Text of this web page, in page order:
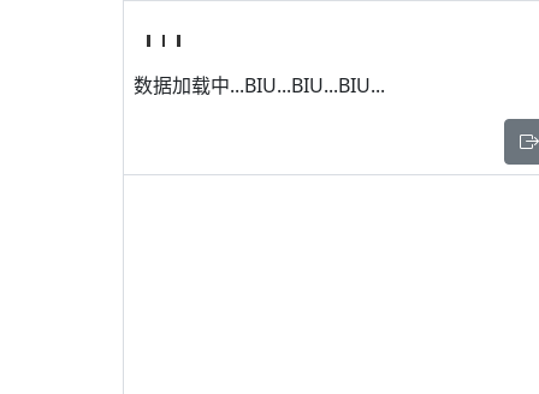
数据加载中...BIU...BIU...BIU...